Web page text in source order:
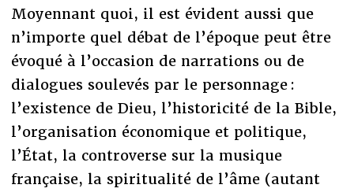
Moyennant quoi, il est évident aussi que
n’importe quel débat de l’époque peut être
évoqué à l’occasion de narrations ou de
dialogues soulevés par le personnage :
l’existence de Dieu, l’historicité de la Bible,
l’organisation économique et politique,
l’État, la controverse sur la musique
française, la spiritualité de l’âme (autant